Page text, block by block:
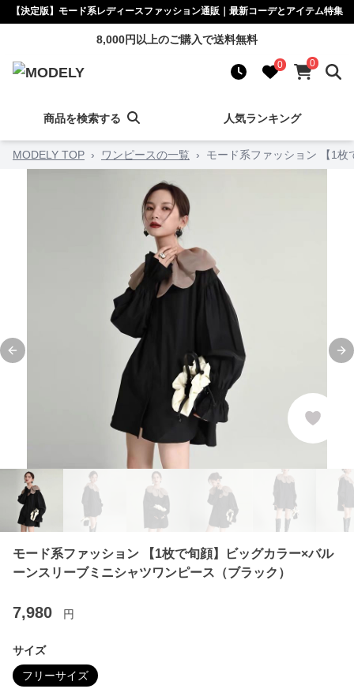
【決定版】モード系レディースファッション通販｜最新コーデとアイテム特集
8,000円以上のご購入で送料無料
0 0
商品を検索する 人気ランキング
MODELY TOP › ワンピースの一覧 › モード系ファッション 【1
Previous slide
モード系ファッション 【1枚で旬顔】ビッグカラー×バル
ーンスリーブミニシャツワンピース（ブラック）
7,980 円
サイズ
フリーサイズ